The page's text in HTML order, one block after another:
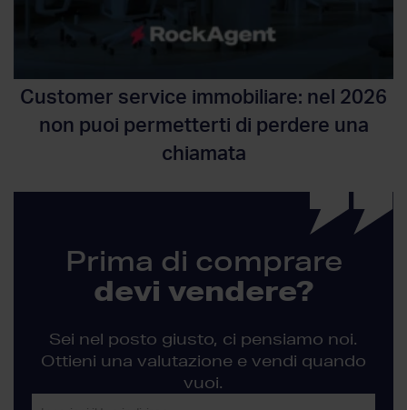
Customer service immobiliare: nel 2026
non puoi permetterti di perdere una
chiamata
Prima di comprare
devi vendere?
Sei nel posto giusto, ci pensiamo noi.
Ottieni una valutazione e vendi quando
vuoi.